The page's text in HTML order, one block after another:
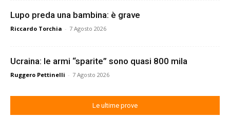
Lupo preda una bambina: è grave
Riccardo Torchia - 7 Agosto 2026
Ucraina: le armi “sparite” sono quasi 800 mila
Ruggero Pettinelli - 7 Agosto 2026
Le ultime prove